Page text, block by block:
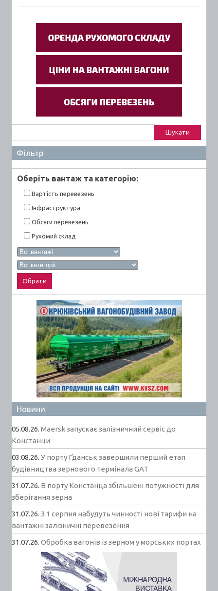
Фільтр
Оберiть вантаж та категорiю:
Вартiсть перевезень
Інфраструктура
Обсяги перевезень
Рухомий склад
Новини
05.08.26. Maersk запускає залізничний сервіс до
Констанци
03.08.26. У порту Ґданськ завершили перший етап
будівництва зернового термінала GAT
31.07.26. В порту Констанца збільшені потужності для
зберігання зерна
31.07.26. З 1 серпня набудуть чинності нові тарифи на
вантажні залізничні перевезення
31.07.26. Обробка вагонів із зерном у морських портах